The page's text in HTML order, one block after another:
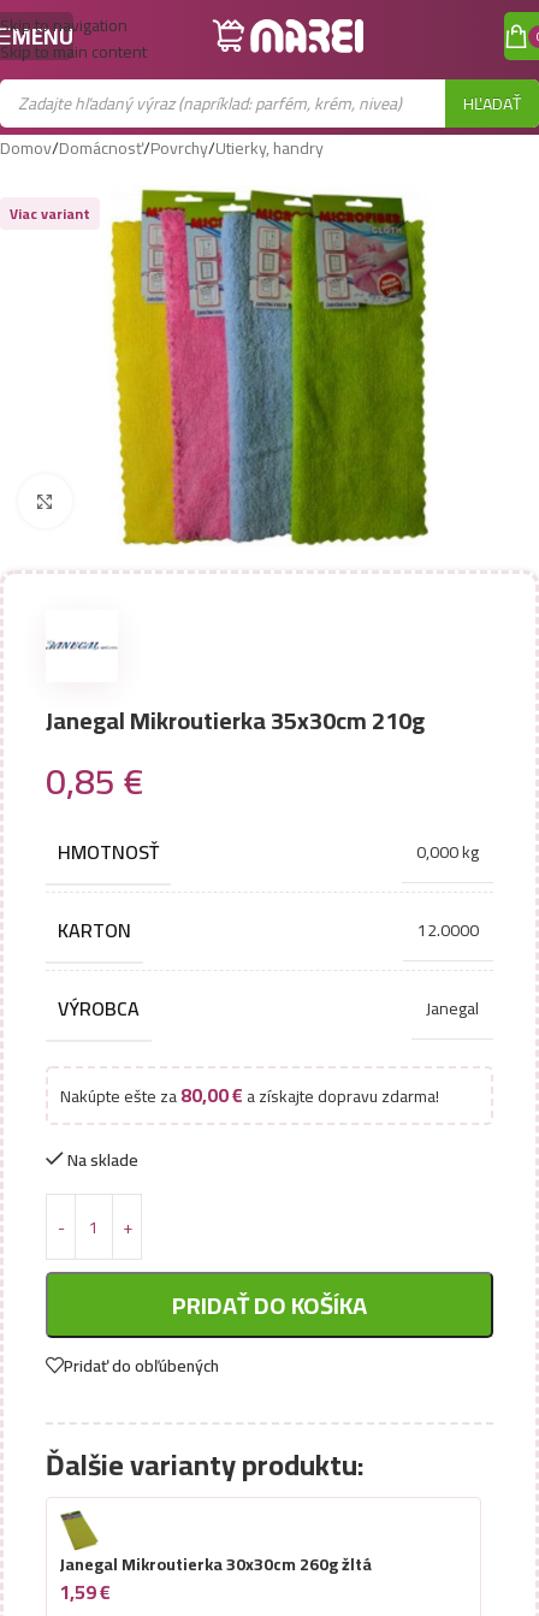
Skip to navigation
Skip to main content
MENU
HĽADAŤ
Domov/Domácnosť/Povrchy/Utierky, handry
Viac variant
Zobraziť väčší obrázok
Janegal Mikroutierka 35x30cm 210g
0,85€
HMOTNOSŤ 0,000 kg
KARTON 12.0000
VÝROBCA Janegal
Nakúpte ešte za80,00€a získajte dopravu zdarma!
Na sklade
PRIDAŤ DO KOŠÍKA
Pridať do obľúbených
Ďalšie varianty produktu:
Janegal Mikroutierka 30x30cm 260g žltá
1,59€